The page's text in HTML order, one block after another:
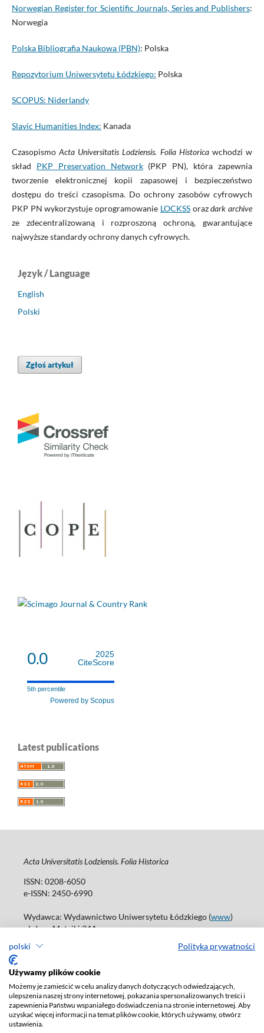
polski Polityka prywatności
Używamy plików cookie
Możemy je zamieścić w celu analizy danych dotyczących odwiedzających,
ulepszenia naszej strony internetowej, pokazania spersonalizowanych treści i
zapewnienia Państwu wspaniałego doświadczenia na stronie internetowej. Aby
uzyskać więcej informacji na temat plików cookie, których używamy, otwórz
ustawienia.
Norwegian Register for Scientific Journals, Series and Publishers:
Norwegia
Polska Bibliografia Naukowa (PBN): Polska
Repozytorium Uniwersytetu Łódzkiego: Polska
SCOPUS: Niderlandy
Slavic Humanities Index: Kanada
CzasopismoActa Universitatis Lodziensis. Folia Historicawchodzi w
skład PKP Preservation Network(PKP PN), która zapewnia
tworzenie elektronicznej kopii zapasowej i bezpieczeństwo
dostępu do treści czasopisma. Do ochrony zasobów cyfrowych
PKP PN wykorzystuje oprogramowanie LOCKSSorazdark archive
ze zdecentralizowaną i rozproszoną ochroną, gwarantujące
najwyższe standardy ochrony danych cyfrowych.
Język / Language
English
Polski
Zgłoś artykuł
0.0
2025
CiteScore
5th percentile
Powered by Scopus
Latest publications
Acta Universitatis Lodziensis. Folia Historica
ISSN: 0208-6050
e-ISSN: 2450-6990
Wydawca: Wydawnictwo Uniwersytetu Łódzkiego (www)
ul. Jana Matejki 34A
Tel.: 42 235 01 65, fax: 42 66 55 86
Deklaracja dostępności